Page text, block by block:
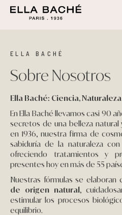
ELLA BACHÉ
Sobre Nosotros
Ella Baché: Ciencia,
En Ella Baché llevamos casi 90
secretos de una belleza natural
en 1936, nuestra firma de
sabiduría de la naturaleza
ofreciendo tratamientos y
presentes hoy en más de 55
Nuestras fórmulas se elaboran
de origen natural,
estimular los procesos
equilibrio.
Luminosidad y Rejuvenecimiento
Arrugas - Firmeza
Lifting - Densidad
Anti edad Global Premium
Nutricosméticos
Piernas cansadas
Solares
Exfoliantes
Cambios y devoluciones